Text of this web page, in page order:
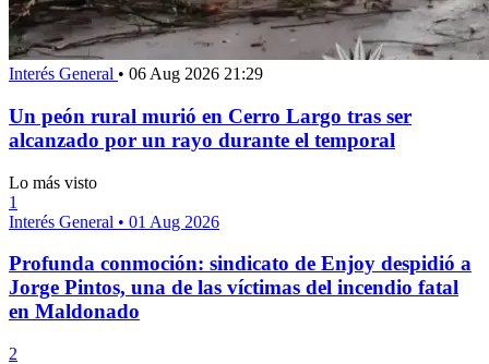
Interés General • 06 Aug 2026 21:29
Un peón rural murió en Cerro Largo tras ser
alcanzado por un rayo durante el temporal
Lo más visto
1
Interés General • 01 Aug 2026
Profunda conmoción: sindicato de Enjoy despidió a
Jorge Pintos, una de las víctimas del incendio fatal
en Maldonado
2